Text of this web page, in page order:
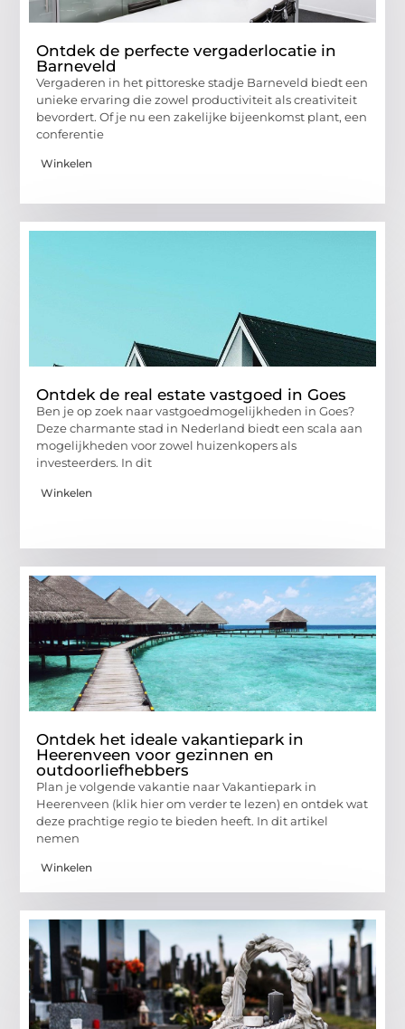
Ontdek de perfecte vergaderlocatie in
Barneveld
Vergaderen in het pittoreske stadje Barneveld biedt een
unieke ervaring die zowel productiviteit als creativiteit
bevordert. Of je nu een zakelijke bijeenkomst plant, een
conferentie
Winkelen
Ontdek de real estate vastgoed in Goes
Ben je op zoek naar vastgoedmogelijkheden in Goes?
Deze charmante stad in Nederland biedt een scala aan
mogelijkheden voor zowel huizenkopers als
investeerders. In dit
Winkelen
Ontdek het ideale vakantiepark in
Heerenveen voor gezinnen en
outdoorliefhebbers
Plan je volgende vakantie naar Vakantiepark in
Heerenveen (klik hier om verder te lezen) en ontdek wat
deze prachtige regio te bieden heeft. In dit artikel
nemen
Winkelen